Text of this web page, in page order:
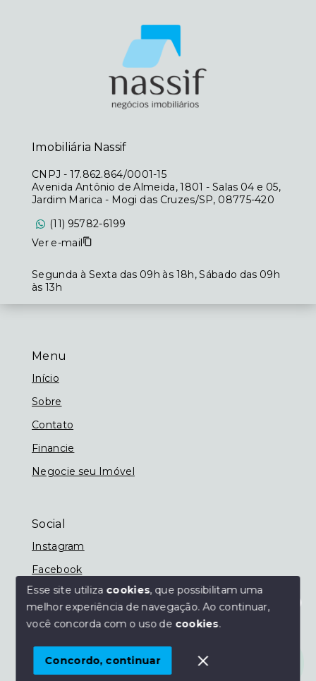
Olá! Estamos disponíveis para te ajudar.
Menu
Início
Sobre
Contato
Financie
Negocie seu Imóvel
Social
Instagram
Facebook
© Copyright 2026 - Imobiliária Nassif - Todos os
SITE PARA IMOBILIARIA
Imobiliária Nassif
CNPJ - 17.862.864/0001-15
Avenida Antônio de Almeida, 1801 - Salas 04 e 05,
Jardim Marica - Mogi das Cruzes/SP, 08775-420
(11) 95782-6199
Ver e-mail
Segunda à Sexta das 09h às 18h, Sábado das 09h
às 13h
Esse site utiliza cookies, que possibilitam uma
melhor experiência de navegação.Ao continuar,
você concorda com o uso de cookies.
Concordo, continuar